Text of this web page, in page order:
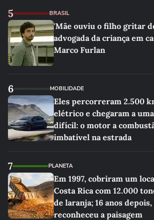
5 BRASIL
'Mãe ouviu o filho gritar
advogada da criança em
Marco Furlan
6 MOBILIDADE
Eles percorreram 2.500
elétrico e chegaram a
difícil: o motor a
imbatível na estrada
7 PLANETA
Em 1997, cobriram um
Costa Rica com 12.000
de laranja; 16 anos
reconheceu a paisagem